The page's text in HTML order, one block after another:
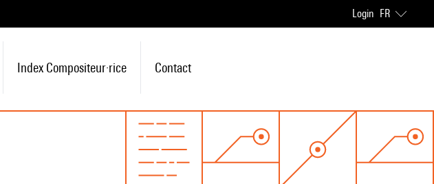
Login FR
Index Compositeur·rice Contact